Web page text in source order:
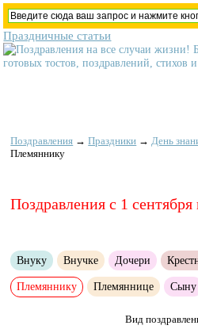
Праздничные статьи
Поздравления →Праздники → День
Племяннику
Поздравления с 1
Внуку Внучке Дочери
Племяннику Племяннице Сыну
Вид